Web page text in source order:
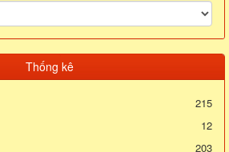
Thống kê
215
12
203